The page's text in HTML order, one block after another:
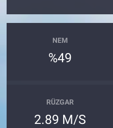
NEM
%49
RÜZGAR
2.89 M/S